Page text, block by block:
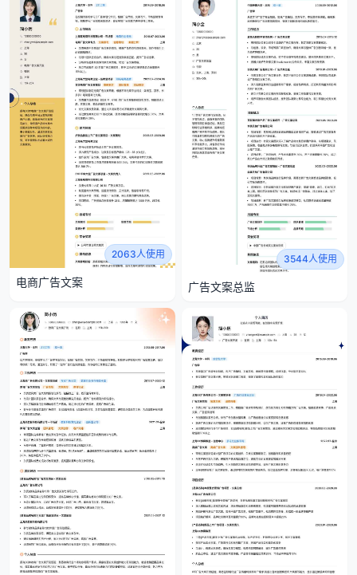
2063人使用
电商广告文案
3544人使用
广告文案总监